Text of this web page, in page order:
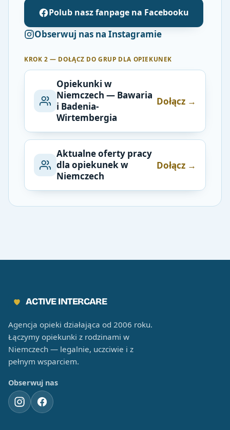
Polub nasz fanpage na Facebooku
Obserwuj nas na Instagramie
KROK 2 — DOŁĄCZ DO GRUP DLA OPIEKUNEK
Opiekunki w
Niemczech — Bawaria
i Badenia-
Wirtembergia
Dołącz →
Aktualne oferty pracy
dla opiekunek w
Niemczech
Dołącz →
ACTIVE INTERCARE
Agencja opieki działająca od 2006 roku.
Łączymy opiekunki z rodzinami w
Niemczech — legalnie, uczciwie i z
pełnym wsparciem.
Obserwuj nas